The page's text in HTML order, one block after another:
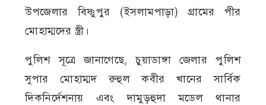
উপজেলার বিষ্ণুপুর (ইসলামপাড়া) গ্রামের পীর
মোহাম্মদের স্ত্রী।
পুলিশ সূত্রে জানাগেছে, চুয়াডাঙ্গা জেলার পুলিশ
সুপার মোহাম্মদ রুহুল কবীর খানের সার্বিক
দিকনির্দেশনায় এবং দামুড়হুদা মডেল থানার